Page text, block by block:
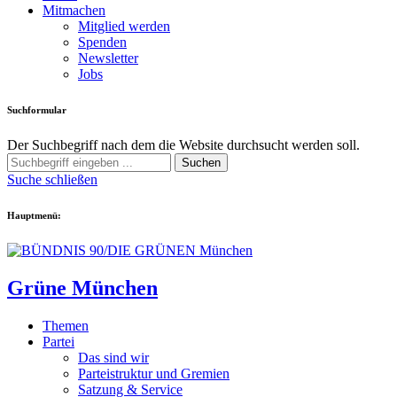
Mitmachen
Mitglied werden
Spenden
Newsletter
Jobs
Suchformular
Der Suchbegriff nach dem die Website durchsucht werden soll.
Suchen
Suche schließen
Hauptmenü:
Grüne München
Themen
Partei
Das sind wir
Parteistruktur und Gremien
Satzung & Service